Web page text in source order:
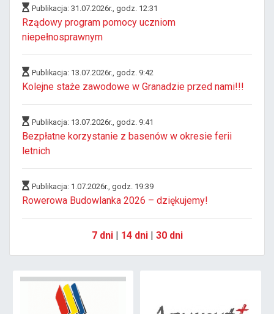
Publikacja: 31.07.2026r., godz. 12:31
Rządowy program pomocy uczniom
niepełnosprawnym
Publikacja: 13.07.2026r., godz. 9:42
Kolejne staże zawodowe w Granadzie przed nami!!!
Publikacja: 13.07.2026r., godz. 9:41
Bezpłatne korzystanie z basenów w okresie ferii
letnich
Publikacja: 1.07.2026r., godz. 19:39
Rowerowa Budowlanka 2026 – dziękujemy!
7 dni| 14 dni| 30 dni